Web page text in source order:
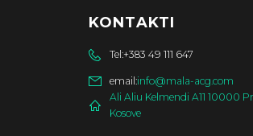
KONTAKTI
Tel:+383 49 111 647
email:info@mala-acg.com
Ali Aliu Kelmendi A11 10000
Kosove